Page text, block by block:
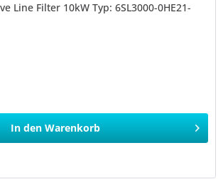
Line Filter 10kW Typ: 6SL3000-0HE21-
In den Warenkorb